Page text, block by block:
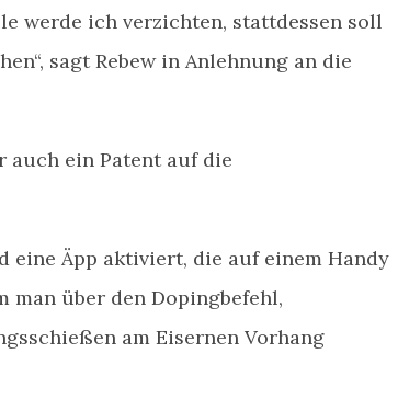
werde ich verzichten, stattdessen soll
sagt Rebew in Anlehnung an die
ein Patent auf die
eine Äpp aktiviert, die auf einem Handy
man über den Dopingbefehl,
am Eisernen Vorhang